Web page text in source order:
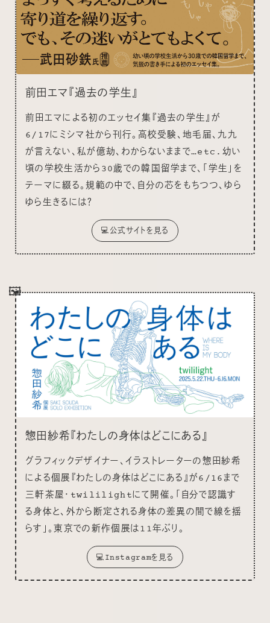
前田エマ『過去の学生』
前田エマによる初のエッセイ集『過去の学生』が
6/17にミシマ社から刊行。高校受験、地毛届、九九
が言えない、私が億劫、わからないままで…etc.幼い
頃の学校生活から30歳での韓国留学まで、「学生」を
テーマに綴る。規範の中で、自分の芯をもちつつ、ゆら
ゆら生きるには？
💻公式サイトを見る
🖼
惣田紗希『わたしの身体はどこにある』
グラフィックデザイナー、イラストレーターの惣田紗希
による個展『わたしの身体はどこにある』が6/16まで
三軒茶屋・twililightにて開催。「自分で認識す
る身体と、外から断定される身体の差異の間で線を揺
らす」。東京での新作個展は11年ぶり。
💻Instagramを見る